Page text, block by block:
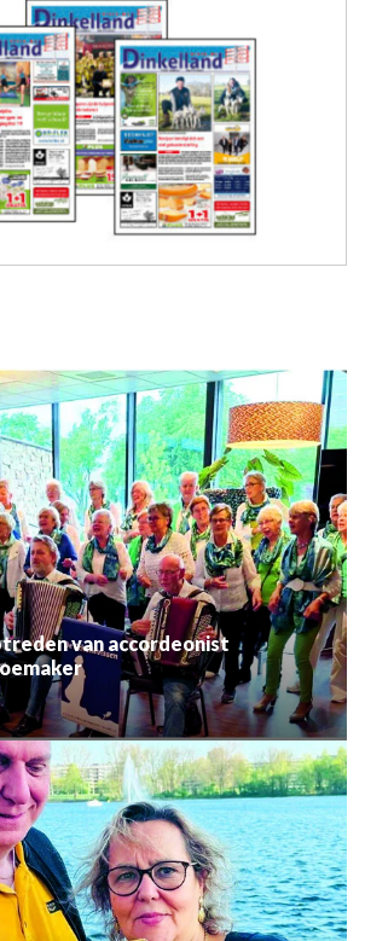
van accordeonist